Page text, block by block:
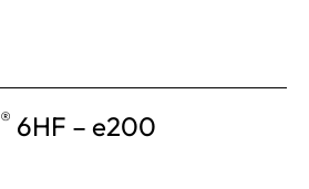
® 6HF – e200